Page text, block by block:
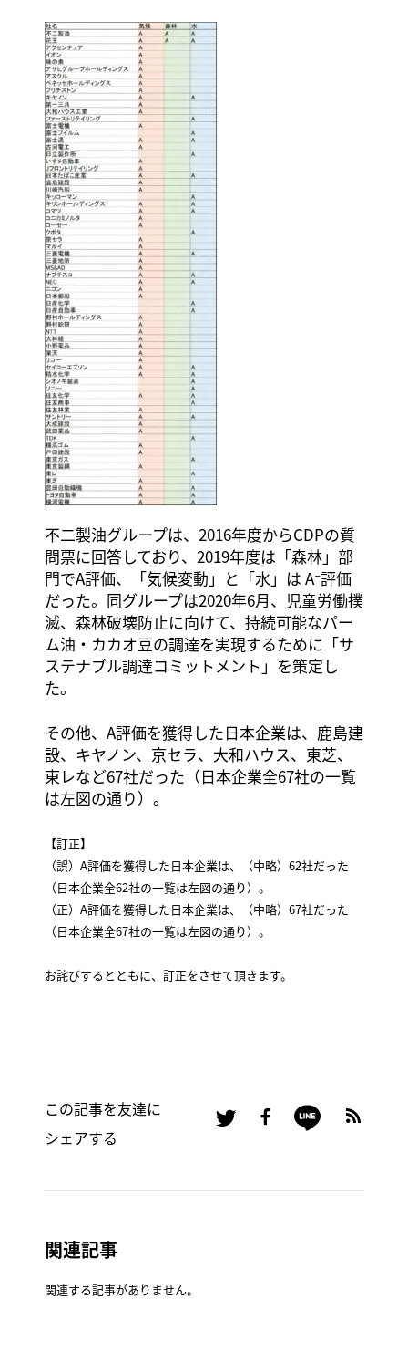
不二製油グループは、2016年度からCDPの質
問票に回答しており、2019年度は「森林」部
門でA評価、「気候変動」と「水」は A⁻評価
だった。同グループは2020年6月、児童労働撲
滅、森林破壊防止に向けて、持続可能なパー
ム油・カカオ豆の調達を実現するために「サ
ステナブル調達コミットメント」を策定し
た。
その他、A評価を獲得した日本企業は、鹿島建
設、キヤノン、京セラ、大和ハウス、東芝、
東レなど67社だった（日本企業全67社の一覧
は左図の通り）。
【訂正】
（誤）A評価を獲得した日本企業は、（中略）62社だった
（日本企業全62社の一覧は左図の通り）。
（正）A評価を獲得した日本企業は、（中略）67社だった
（日本企業全67社の一覧は左図の通り）。
お詫びするとともに、訂正をさせて頂きます。
この記事を友達に
シェアする
関連記事
関連する記事がありません。